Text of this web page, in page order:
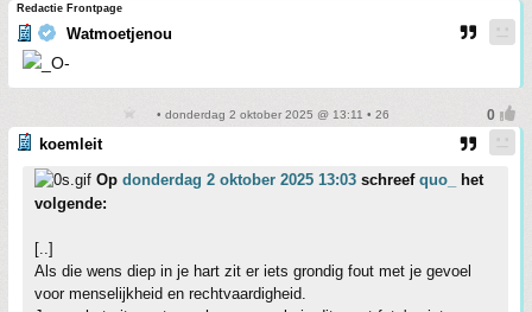
Redactie Frontpage
Watmoetjenou
• donderdag 2 oktober 2025 @ 13:11 • 26
koemleit
Op donderdag 2 oktober 2025 13:03 schreef quo_
het
volgende:
[..]
Als die wens diep in je hart zit er iets grondig fout met je gevoel
voor menselijkheid en rechtvaardigheid.